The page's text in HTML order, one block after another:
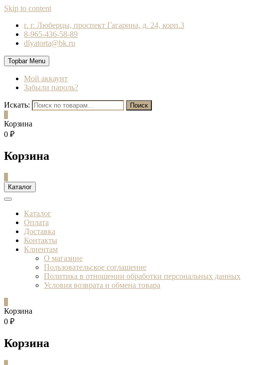
Skip to content
г. г. Люберцы, проспект Гагарина, д. 24, корп.3
8-965-436-58-89
dlyatorta@bk.ru
Topbar Menu
Мой аккаунт
Забыли пароль?
Искать: Поиск
Корзина
0 ₽
Корзина
Каталог
Каталог
Оплата
Доставка
Контакты
Клиентам
О магазине
Пользовательское соглашение
Политика в отношении обработки персональных данных
Условия возврата и обмена товара
Корзина
0 ₽
Корзина